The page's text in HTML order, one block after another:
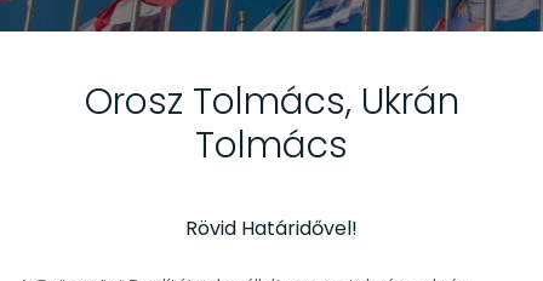
Orosz Tolmács, Ukrán
Tolmács
Rövid Határidővel!